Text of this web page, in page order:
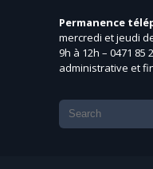
Permanence
mercredi et jeudi
9h à 12h – 0471 85
administrative et